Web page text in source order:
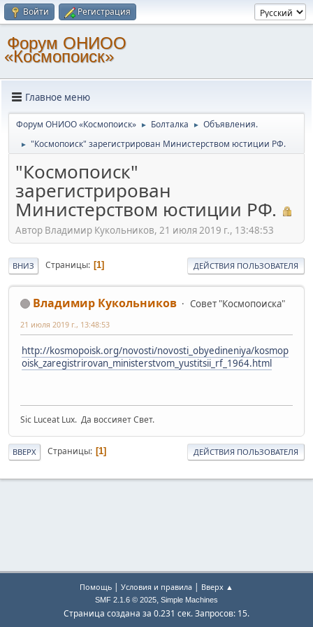
Войти Регистрация
Форум ОНИОО
«Космопоиск»
Главное меню
Форум ОНИОО «Космопоиск» ► Болталка ► Объявления.
► "Космопоиск" зарегистрирован Министерством юстиции РФ.
"Космопоиск"
зарегистрирован
Министерством юстиции РФ.
Автор Владимир Кукольников, 21 июля 2019 г., 13:48:53
ВНИЗ Страницы 1 ДЕЙСТВИЯ ПОЛЬЗОВАТЕЛЯ
Владимир Кукольников Совет "Космопоиска"
21 июля 2019 г., 13:48:53
http://kosmopoisk.org/novosti/novosti_obyedineniya/kosmop
oisk_zaregistrirovan_ministerstvom_yustitsii_rf_1964.html
Sic Luceat Lux. Да воссияет Свет.
ВВЕРХ Страницы 1 ДЕЙСТВИЯ ПОЛЬЗОВАТЕЛЯ
Помощь | Условия и правила | Вверх ▲
SMF 2.1.6 © 2025, Simple Machines
Страница создана за 0.231 сек. Запросов: 15.